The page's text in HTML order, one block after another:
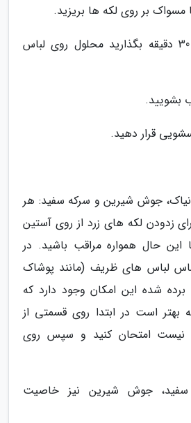
بر روی لکه ها بریزید.
پس از آن، به مدت 30 دقیقه بگذارید محلول روی لباس
بشویید.
قرار دهید.
جوش شیرین و سرکه سفید: هر
زدودن لکه های زرد از روی آستین
این حال همواره مراقب باشید. در
لباس های ظریف (مانند پوشاک
برده شده این امکان وجود دارد که
بهتر است در ابتدا روی قسمتی از
نیست امتحان کنید و سپس روی
سفید، جوش شیرین نیز خاصیت